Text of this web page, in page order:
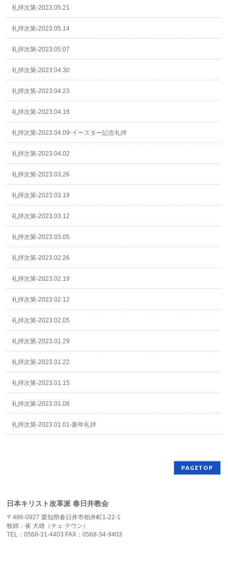
礼拝次第-2023.05.21
礼拝次第-2023.05.14
礼拝次第-2023.05.07
礼拝次第-2023.04.30
礼拝次第-2023.04.23
礼拝次第-2023.04.16
礼拝次第-2023.04.09-イースター記念礼拝
礼拝次第-2023.04.02
礼拝次第-2023.03.26
礼拝次第-2023.03.19
礼拝次第-2023.03.12
礼拝次第-2023.03.05
礼拝次第-2023.02.26
礼拝次第-2023.02.19
礼拝次第-2023.02.12
礼拝次第-2023.02.05
礼拝次第-2023.01.29
礼拝次第-2023.01.22
礼拝次第-2023.01.15
礼拝次第-2023.01.08
礼拝次第-2023.01.01-新年礼拝
PAGETOP
日本キリスト改革派 春日井教会
〒486-0927 愛知県春日井市柏井町1-22-1
牧師：崔 大雄（チェ テウン）
TEL：0568-31-4403 FAX：0568-34-9403